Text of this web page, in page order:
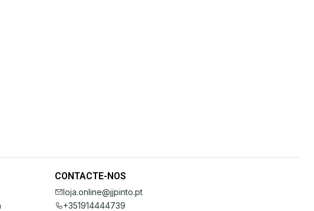
CONTACTE-NOS
loja.online@jjpinto.pt
+351914444739